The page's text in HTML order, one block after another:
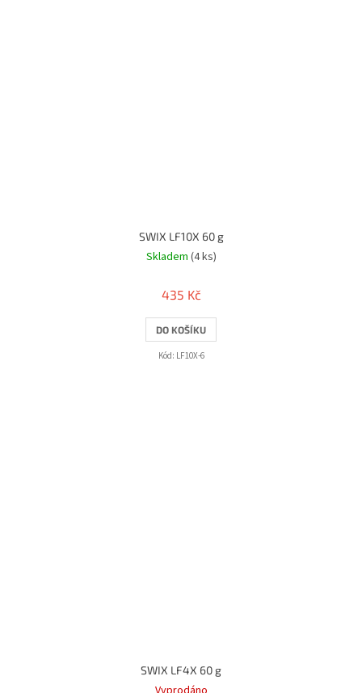
SWIX LF10X 60 g
Skladem (4 ks)
435 Kč
DO KOŠÍKU
Kód: LF10X-6
SWIX LF4X 60 g